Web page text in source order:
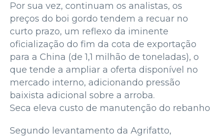
Por sua vez, continuam os analistas, os
preços do boi gordo tendem a recuar no
curto prazo, um reflexo da iminente
oficialização do fim da cota de exportação
para a China (de 1,1 milhão de toneladas), o
que tende a ampliar a oferta disponível no
mercado interno, adicionando pressão
baixista adicional sobre a arroba.
Seca eleva custo de manutenção do rebanho
Segundo levantamento da Agrifatto,